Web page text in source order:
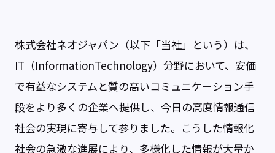
株式会社ネオジャパン（以下「当社」という）は、
IT（InformationTechnology）分野において、安価
で有益なシステムと質の高いコミュニケーション手
段をより多くの企業へ提供し、今日の高度情報通信
社会の実現に寄与して参りました。こうした情報化
社会の急激な進展により、多様化した情報が大量か